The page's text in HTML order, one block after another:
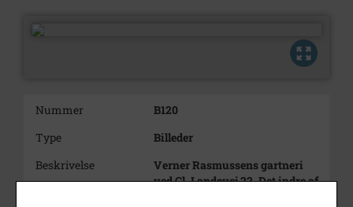
Nummer
B120
Type
Billeder
Beskrivelse
Verner Rasmussens gartneri
ved Gl. Landevej 22. Det indre af